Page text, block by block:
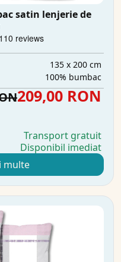
satin lenjerie de
135 x 200 cm
100% bumbac
209,00 RON
Transport gratuit
Disponibil imediat
multe